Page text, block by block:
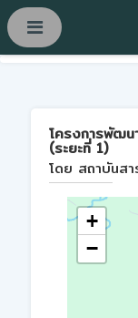
โครงการพัฒน
(ระยะที่ 1)
โดย สถาบันส
+
−